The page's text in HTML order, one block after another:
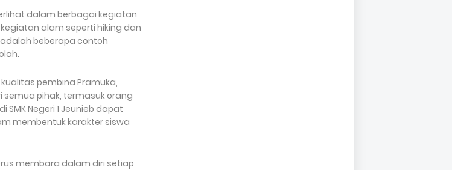
dalam berbagai kegiatan
alam seperti hiking dan
beberapa contoh
pembina Pramuka,
pihak, termasuk orang
Negeri 1 Jeunieb dapat
membentuk karakter siswa
membara dalam diri setiap